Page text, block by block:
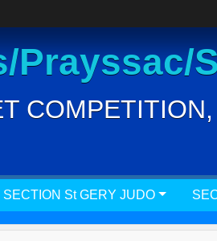
Prayssac/
SECTION St GERY JUDO